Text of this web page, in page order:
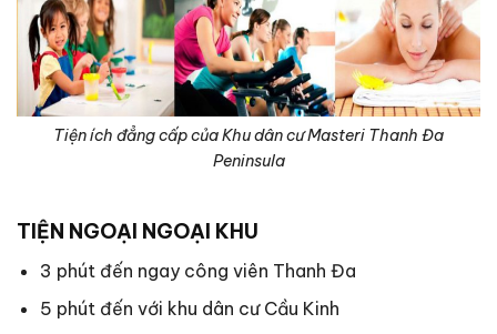
Tiện ích đẳng cấp của Khu dân cư Masteri Thanh Đa
Peninsula
TIỆN NGOẠI NGOẠI KHU
3 phút đến ngay công viên Thanh Đa
5 phút đến với khu dân cư Cầu Kinh